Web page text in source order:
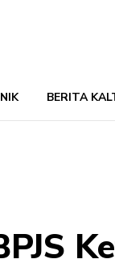
BERITA